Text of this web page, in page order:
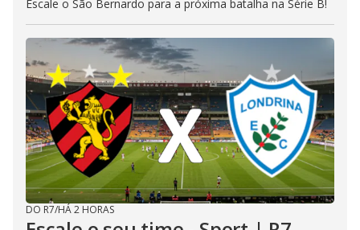
Escale o São Bernardo para a próxima batalha na Série B!
DO R7/HÁ 2 HORAS